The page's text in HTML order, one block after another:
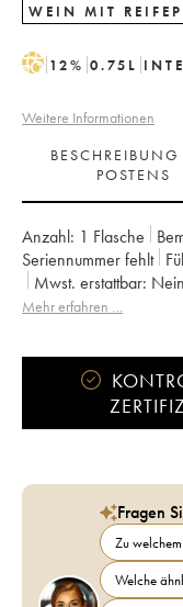
WEIN MIT
H 12% 0.75 L
Weitere Informationen
BESCHREIBUNG
POSTENS
Anzahl: 1 Flasche
Seriennummer fehlt
Mwst. erstattbar:
nein
Appellation:
Champagne
Mehr erfahren …
Fragen
Zu
Welche